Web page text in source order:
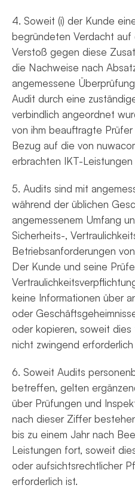
4. Soweit (i) der Kunde
begründeten Verdacht auf
Verstoß gegen diese
die Nachweise nach
angemessene
Audit durch eine
verbindlich angeordnet
von ihm beauftragte
Bezug auf die von
erbrachten IKT-Leistungen
5. Audits sind mit
während der üblichen
angemessenem Umfang
Sicherheits-,
Betriebsanforderungen
Der Kunde und seine
keine Informationen über
oder
oder kopieren, soweit
nicht zwingend erforderlich
6. Soweit Audits
betreffen, gelten
über Prüfungen und
nach dieser Ziffer
bis zu einem Jahr nach
Leistungen fort, soweit
oder aufsichtsrechtlicher
erforderlich ist.